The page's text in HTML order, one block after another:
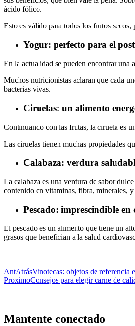
ácido fólico.
Esto es válido para todos los frutos
Yogur: perfecto para el
En la actualidad se pueden encontrar una
Muchos nutricionistas aclaran que cada
bacterias vivas.
Ciruelas: un alimento
Continuando con las frutas, la ciruela es
Las ciruelas tienen muchas propiedades
Calabaza: verdura
La calabaza es una verdura de sabor
contenido en vitaminas, fibra, minerales,
Pescado: imprescindible en
El pescado es un alimento que tiene un
grasos que benefician a la salud
AntAtrásVinotecas: objetos de referencia
ProximoConsejos para elegir carne de
Mantente conectado